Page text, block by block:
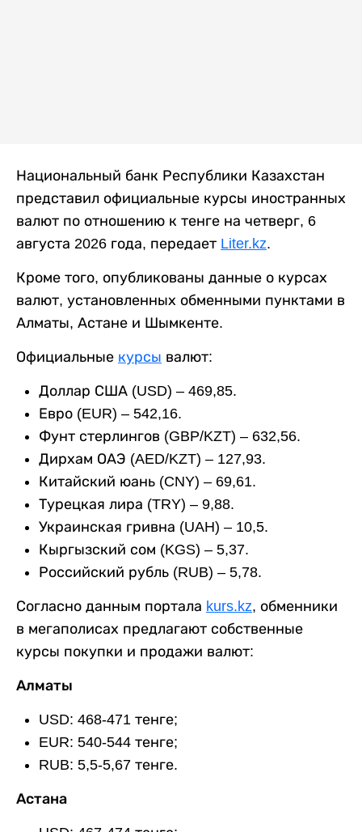
Национальный банк Республики Казахстан
представил официальные курсы иностранных
валют по отношению к тенге на четверг, 6
августа 2026 года, передает Liter.kz.
Кроме того, опубликованы данные о курсах
валют, установленных обменными пунктами в
Алматы, Астане и Шымкенте.
Официальные курсы валют:
Доллар США (USD) – 469,85.
Евро (EUR) – 542,16.
Фунт стерлингов (GBP/KZT) – 632,56.
Дирхам ОАЭ (AED/KZT) – 127,93.
Китайский юань (CNY) – 69,61.
Турецкая лира (TRY) – 9,88.
Украинская гривна (UAH) – 10,5.
Кыргызский сом (KGS) – 5,37.
Российский рубль (RUB) – 5,78.
Согласно данным портала kurs.kz, обменники
в мегаполисах предлагают собственные
курсы покупки и продажи валют:
Алматы
USD: 468-471 тенге;
EUR: 540-544 тенге;
RUB: 5,5-5,67 тенге.
Астана